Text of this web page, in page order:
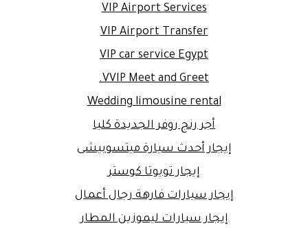
VIP Airport Services
VIP Airport Transfer
VIP car service Egypt
VVIP Meet and Greet.
Wedding limousine rental
أجر رنج روفر الجديدة كليا
إيجار أحدث سيارة ميتسوبيشى
إيجار تويوتا كوستر
إيجار سيارات فارهة رجال أعمال
إيجار سيارات ليموزين المطار